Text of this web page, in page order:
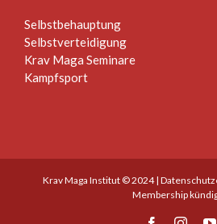
Selbstbehauptung
Selbstverteidigung
Krav Maga Seminare
Kampfsport
Krav Maga Institut © 2024 |
Membership